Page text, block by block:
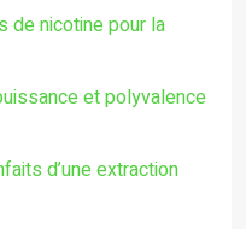
nicotine pour la
et polyvalence
d’une extraction